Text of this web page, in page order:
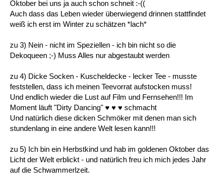
Oktober bei uns ja auch schon schneit :-((
Auch dass das Leben wieder überwiegend drinnen stattfindet
weiß ich erst im Winter zu schätzen *lach*
zu 3) Nein - nicht im Speziellen - ich bin nicht so die
Dekoqueen ;-) Muss Alles nur abgestaubt werden
zu 4) Dicke Socken - Kuscheldecke - lecker Tee - musste
feststellen, dass ich meinen Teevorrat aufstocken muss!
Und endlich wieder die Lust auf Film und Fernsehen!!! Im
Moment läuft "Dirty Dancing" ♥ ♥ ♥ schmacht
Und natürlich diese dicken Schmöker mit denen man sich
stundenlang in eine andere Welt lesen kann!!!
zu 5) Ich bin ein Herbstkind und hab im goldenen Oktober das
Licht der Welt erblickt - und natürlich freu ich mich jedes Jahr
auf die Schwammerlzeit.